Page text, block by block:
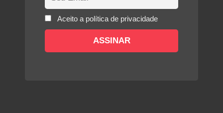
Aceito a política de privacidade